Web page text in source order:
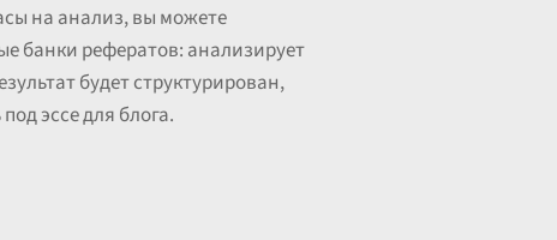
на анализ, вы можете
банки рефератов: анализирует
будет структурирован,
эссе для блога.